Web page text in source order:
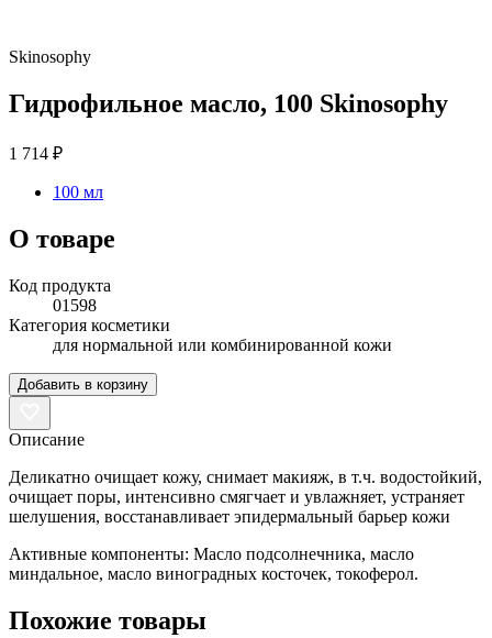
Skinosophy
Гидрофильное масло, 100 Skinosophy
1 714 ₽
100 мл
О товаре
Код продукта
01598
Категория косметики
для нормальной или комбинированной кожи
Добавить в корзину
Описание
Деликатно очищает кожу, снимает макияж, в т.ч. водостойкий,
очищает поры, интенсивно смягчает и увлажняет, устраняет
шелушения, восстанавливает эпидермальный барьер кожи
Активные компоненты: Масло подсолнечника, масло
миндальное, масло виноградных косточек, токоферол.
Похожие товары